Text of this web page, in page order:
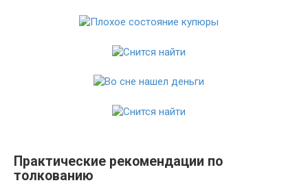
Практические рекомендации по
толкованию